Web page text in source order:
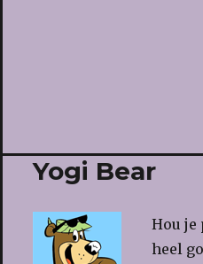
Yogi Bear
Hou je
heel